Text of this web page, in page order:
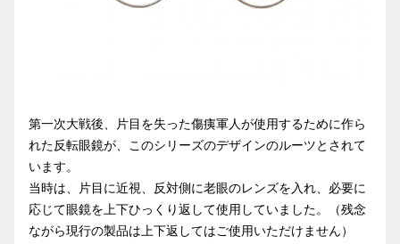
第一次大戦後、片目を失った傷痍軍人が使用するために作ら
れた反転眼鏡が、このシリーズのデザインのルーツとされて
います。
当時は、片目に近視、反対側に老眼のレンズを入れ、必要に
応じて眼鏡を上下ひっくり返して使用していました。（残念
ながら現行の製品は上下返してはご使用いただけません）